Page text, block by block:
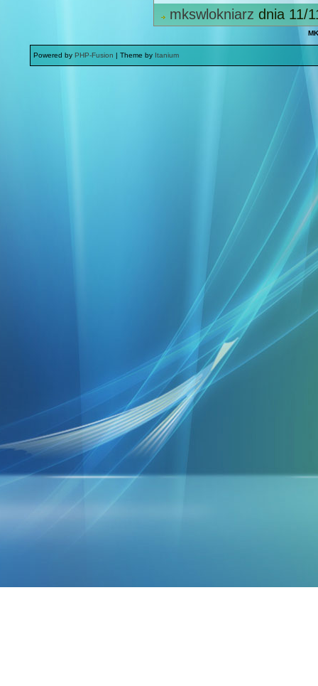
mkswlokniarz dnia 11/
Powered by PHP-Fusion | Theme by Itanium